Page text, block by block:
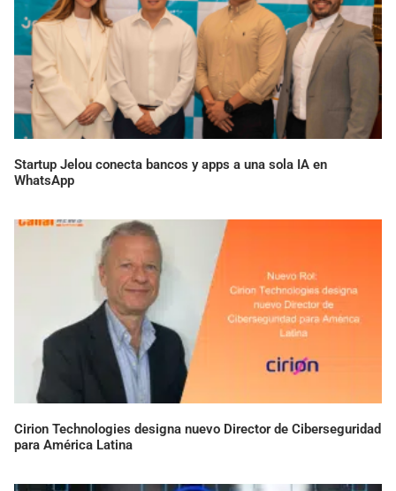
Startup Jelou conecta bancos y apps a una sola IA en
WhatsApp
Cirion Technologies designa nuevo Director de Ciberseguridad
para América Latina